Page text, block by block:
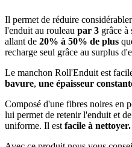
Il permet de réduire
l'enduit au rouleau par 3 grâce à
allant de 20% à 50% de plus
recharge seul grâce au surplus
Le manchon Roll'Enduit est
bavure, une épaisseur
Composé d'une fibres noires en
lui permet de retenir l'enduit et
uniforme. Il est facile à nettoyer.